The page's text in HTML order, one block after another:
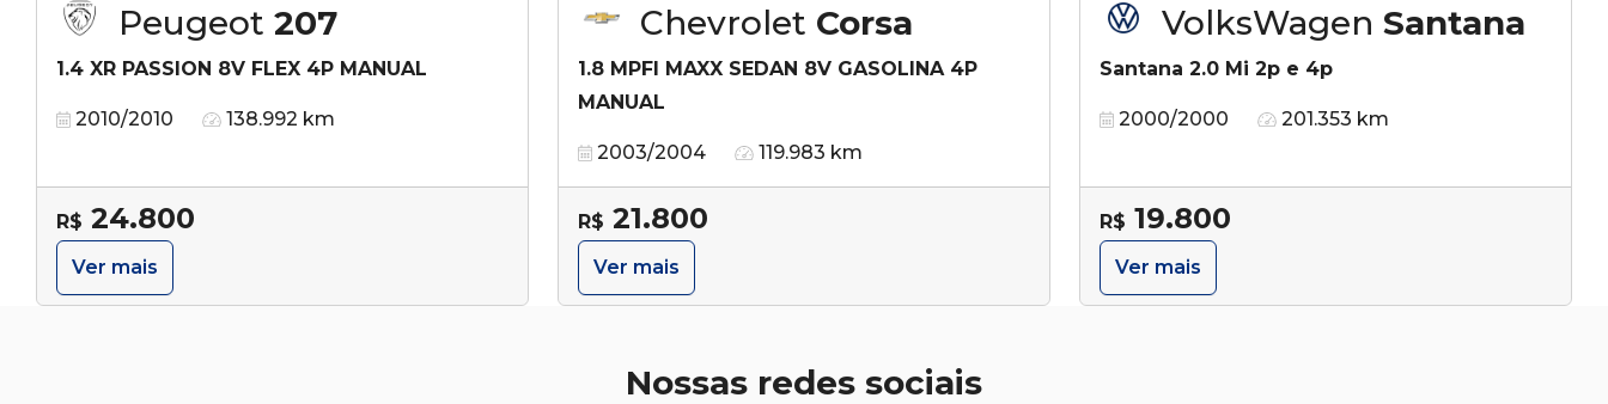
Peugeot 207
1.4 XR PASSION 8V FLEX 4P MANUAL
2010/2010 138.992 km
R$ 24.800
Ver mais
Chevrolet Corsa
1.8 MPFI MAXX SEDAN 8V GASOLINA 4P
MANUAL
2003/2004 119.983 km
R$ 21.800
Ver mais
VolksWagen Santana
Santana 2.0 Mi 2p e 4p
2000/2000 201.353 km
R$ 19.800
Ver mais
Nossas redes sociais